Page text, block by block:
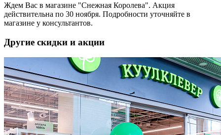
Ждем Вас в магазине "Снежная Королева". Акция
действительна по 30 ноября. Подробности уточняйте в
магазине у консультантов.
Другие скидки и акции